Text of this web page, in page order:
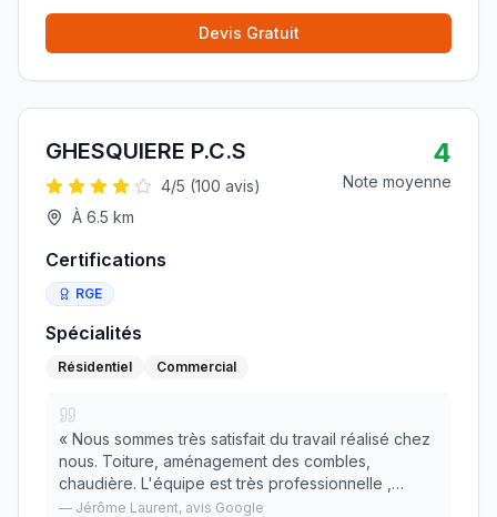
Devis Gratuit
GHESQUIERE P.C.S
4/5 (100 avis)
À 6.5 km
4
Note moyenne
Certifications
RGE
Spécialités
Résidentiel Commercial
« Nous sommes très satisfait du travail réalisé chez
nous. Toiture, aménagement des combles,
chaudière. L'équipe est très professionnelle ,
sympathique et travail proprement. Nous
— Jérôme Laurent, avis Google